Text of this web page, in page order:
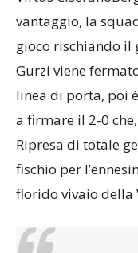
Virtus
vantaggio, la
gioco rischiando il
Gurzi viene
linea di porta, poi
Ripresa di totale
fischio per